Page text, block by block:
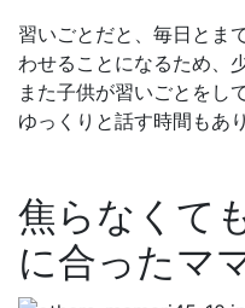
習いごとだと、毎日とま
わせることになるため、
また子供が習いごとをし
ゆっくりと話す時間もあ
焦らなくて
に合ったマ